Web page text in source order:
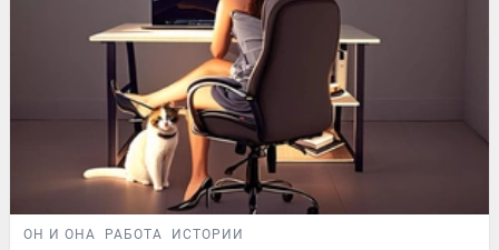
ОН И ОНА РАБОТА ИСТОРИИ